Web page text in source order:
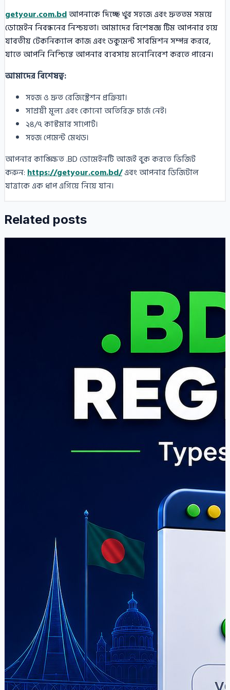
getyour.com.bdআপনাকে দিচ্ছে খুব সহজে এবং দ্রুততম সময়ে
ডোমেইন নিবন্ধনের নিশ্চয়তা। আমাদের বিশেষজ্ঞ টিম আপনার হয়ে
যাবতীয় টেকনিক্যাল কাজ এবং ডকুমেন্ট সাবমিশন সম্পন্ন করবে,
যাতে আপনি নিশ্চিন্তে আপনার ব্যবসায় মনোনিবেশ করতে পারেন।
আমাদের বিশেষত্ব:
সহজ ও দ্রুত রেজিস্ট্রেশন প্রক্রিয়া।
সাশ্রয়ী মূল্য এবং কোনো অতিরিক্ত চার্জ নেই।
২৪/৭ কাস্টমার সাপোর্ট।
সহজ পেমেন্ট মেথড।
আপনার কাঙ্ক্ষিত .BD ডোমেইনটি আজই বুক করতে ভিজিট
করুন:https://getyour.com.bd/এবং আপনার ডিজিটাল
যাত্রাকে এক ধাপ এগিয়ে নিয়ে যান।
Related posts